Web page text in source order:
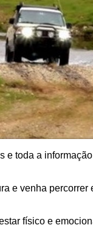
e toda a
e venha
físico e